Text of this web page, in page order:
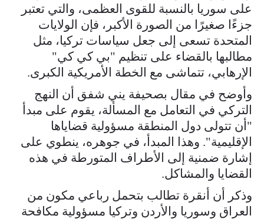
على سوريا بالنسبة للقوى العظمى، والتي تعتبر
جزءًا صغيرًا من الصورة الأكبر، فإن الولايات
المتحدة تسعى إلى جعل سياسات تركيا، مثل
مطالبها بالقضاء على تنظيم "بي كي كي"
الإرهابي، تتماشى مع الخطة الأمريكية الكبرى.
وأوضح في مقال بصحيفة يني شفق أن النهج
التركي في التعامل مع المسألة، يقوم على مبدأ
"أن تتولى دول المنطقة مسؤولية قضاياها
الإقليمية". وهذا المبدأ، في جوهره، ينطوي على
إشارة ضمنية إلى الأطراف المتورطة في هذه
القضايا والمشاكل.
وذكر أن أنقرة تطالب بتحمل رباعي مكون من
العراق وسوريا والأردن وتركيا مسؤولية مكافحة